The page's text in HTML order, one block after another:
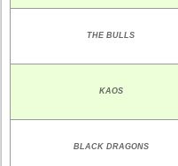
THE BULLS
KAOS
BLACK DRAGONS